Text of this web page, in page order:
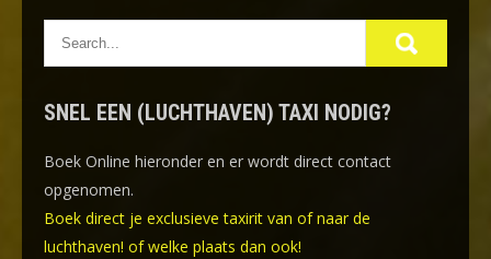
SNEL EEN (LUCHTHAVEN) TAXI NODIG?
Boek Online hieronder en er wordt direct contact
opgenomen.
Boek direct je exclusieve taxirit van of naar de
luchthaven! of welke plaats dan ook!